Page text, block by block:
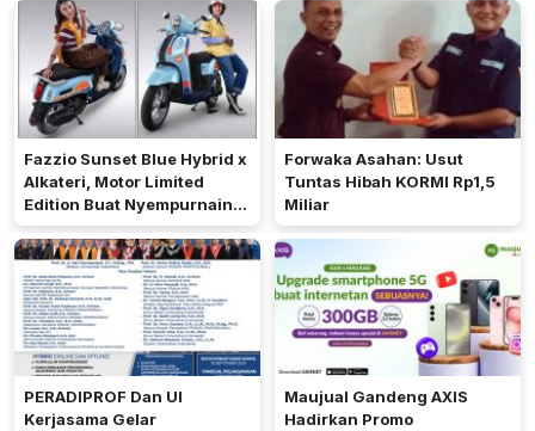
Terlengkap dari Indonesia
Fazzio Sunset Blue Hybrid x
Alkateri, Motor Limited
Edition Buat Nyempurnain
Look Retro-Future Lo
Forwaka Asahan: Usut
Tuntas Hibah KORMI Rp1,5
Miliar
PERADIPROF Dan UI
Kerjasama Gelar
Maujual Gandeng AXIS
Hadirkan Promo